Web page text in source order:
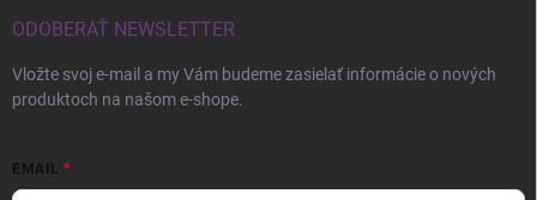
ODOBERAŤ NEWSLETTER
Vložte svoj e-mail a my Vám budeme zasielať informácie o nových
produktoch na našom e-shope.
EMAIL